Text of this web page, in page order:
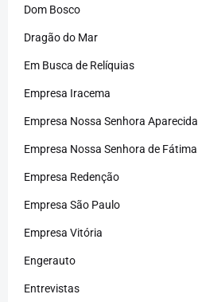
Dom Bosco
Dragão do Mar
Em Busca de Relíquias
Empresa Iracema
Empresa Nossa Senhora Aparecida
Empresa Nossa Senhora de Fátima
Empresa Redenção
Empresa São Paulo
Empresa Vitória
Engerauto
Entrevistas